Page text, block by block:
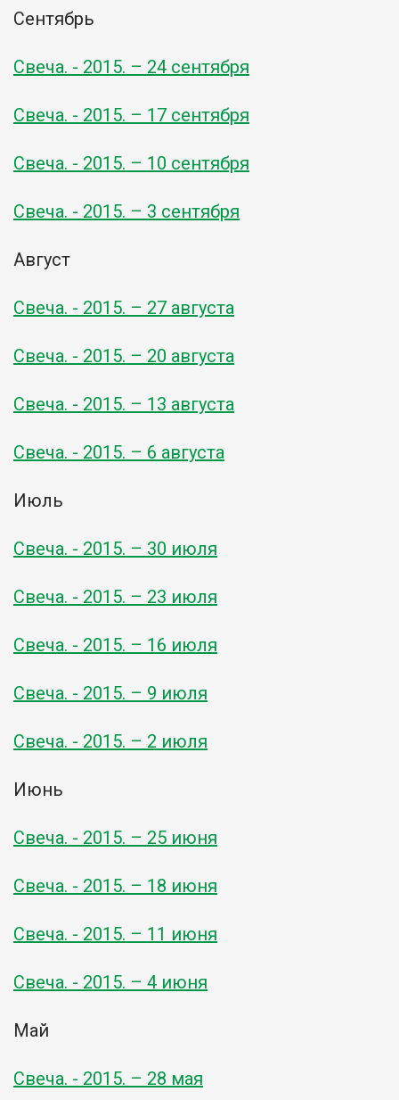
Сентябрь
Свеча. - 2015. – 24 сентября
Свеча. - 2015. – 17 сентября
Свеча. - 2015. – 10 сентября
Свеча. - 2015. – 3 сентября
Август
Свеча. - 2015. – 27 августа
Свеча. - 2015. – 20 августа
Свеча. - 2015. – 13 августа
Свеча. - 2015. – 6 августа
Июль
Свеча. - 2015. – 30 июля
Свеча. - 2015. – 23 июля
Свеча. - 2015. – 16 июля
Свеча. - 2015. – 9 июля
Свеча. - 2015. – 2 июля
Июнь
Свеча. - 2015. – 25 июня
Свеча. - 2015. – 18 июня
Свеча. - 2015. – 11 июня
Свеча. - 2015. – 4 июня
Май
Свеча. - 2015. – 28 мая